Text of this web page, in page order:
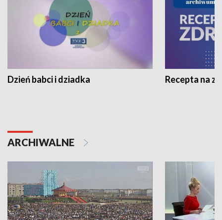
Dzień babci i dziadka Recepta na
ARCHIWALNE